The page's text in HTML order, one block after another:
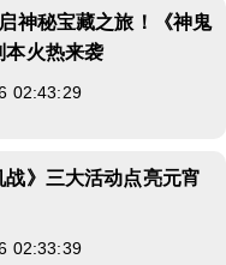
神秘宝藏之旅！《神鬼
本火热来袭
02:43:29
》三大活动点亮元宵
02:33:39